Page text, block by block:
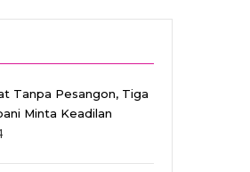
Tanpa Pesangon, Tiga
Minta Keadilan